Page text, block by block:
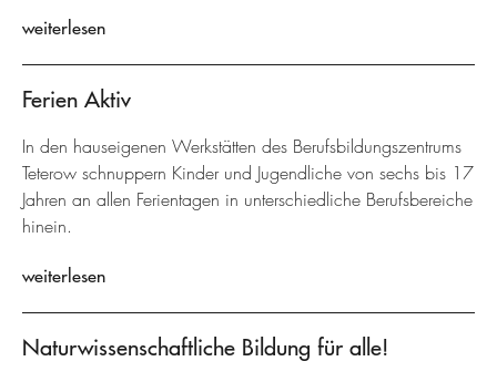
weiterlesen
Ferien Aktiv
In den hauseigenen Werkstätten des Berufsbildungszentrums
Teterow schnuppern Kinder und Jugendliche von sechs bis 17
Jahren an allen Ferientagen in unterschiedliche Berufsbereiche
hinein.
weiterlesen
Naturwissenschaftliche Bildung für alle!